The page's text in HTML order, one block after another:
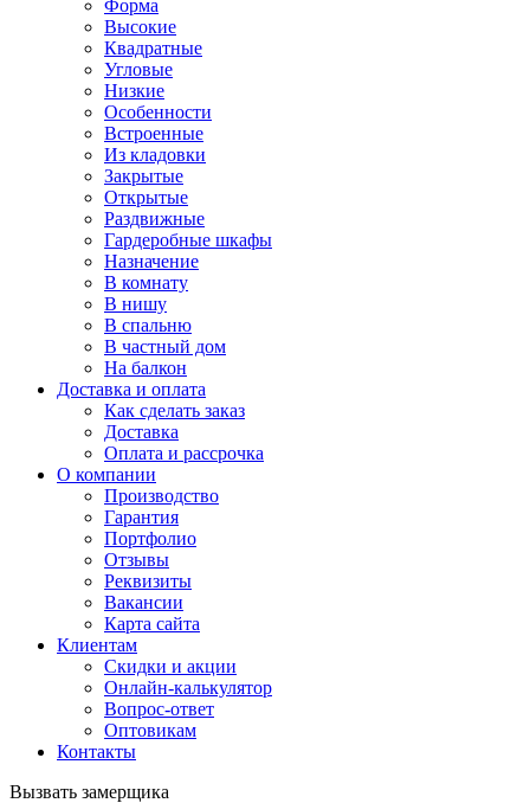
Форма
Высокие
Квадратные
Угловые
Низкие
Особенности
Встроенные
Из кладовки
Закрытые
Открытые
Раздвижные
Гардеробные шкафы
Назначение
В комнату
В нишу
В спальню
В частный дом
На балкон
Доставка и оплата
Как сделать заказ
Доставка
Оплата и рассрочка
О компании
Производство
Гарантия
Портфолио
Отзывы
Реквизиты
Вакансии
Карта сайта
Клиентам
Скидки и акции
Онлайн-калькулятор
Вопрос-ответ
Оптовикам
Контакты
Вызвать замерщика